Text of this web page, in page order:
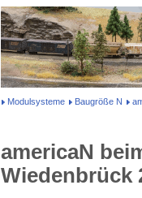
Modulsysteme Baugröße N
americaN
Wiedenbrück